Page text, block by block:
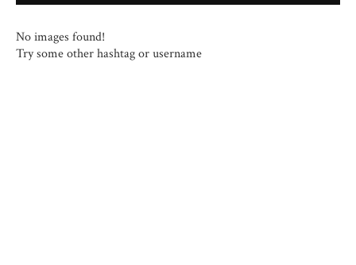
No images found!
Try some other hashtag or username